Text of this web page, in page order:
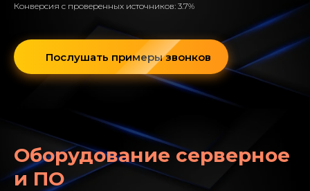
Конверсия с проверенных источников: 3.7%
Послушать примеры звонков
Оборудование серверное
и ПО